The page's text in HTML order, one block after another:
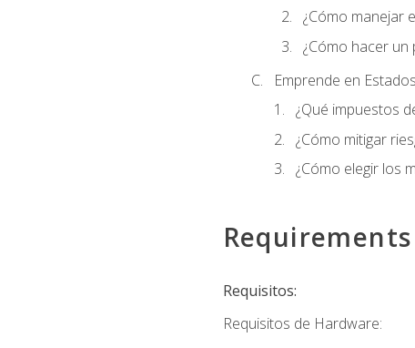
¿Cómo manejar
¿Cómo hacer
Emprende en
¿Qué impuestos
¿Cómo mitigar
¿Cómo elegir los
Requirements
Requisitos:
Requisitos de Hardware: